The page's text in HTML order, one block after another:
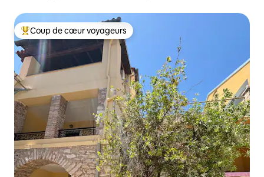
Coups de cœur voyageurs les plus appréciés
Coup de cœur voyageurs